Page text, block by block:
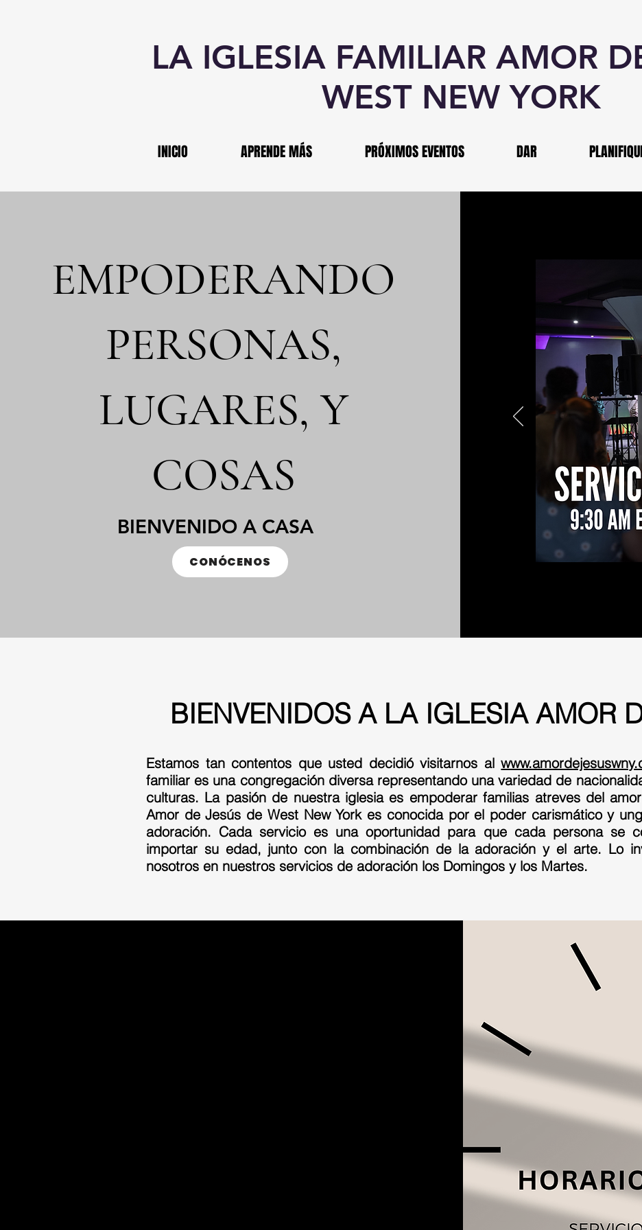
EMPODERANDO
PERSONAS,
LUGARES, Y
COSAS
BIENVENIDO A CASA
CONÓCENOS
BIENVENIDOS A LA IGLESIA AMOR
Estamos tan contentos que usted decidió visitarnos al
familiar es una congregación diversa representando una variedad de
culturas. La pasión de nuestra iglesia es empoderar familias atreves del
Amor de Jesús de West New York es conocida por el poder carismático y
adoración. Cada servicio es una oportunidad para que cada persona se
importar su edad, junto con la combinación de la adoración y el arte. Lo
nosotros en nuestros servicios de adoración los Domingos y los Martes.
LA IGLESIA FAMILIAR AMOR
WEST NEW YORK
INICIO APRENDE MÁS PRÓXIMOS EVENTOS DAR